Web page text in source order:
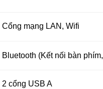
Cổng mạng LAN, Wifi
Bluetooth (Kết nối bàn
2 cổng USB A